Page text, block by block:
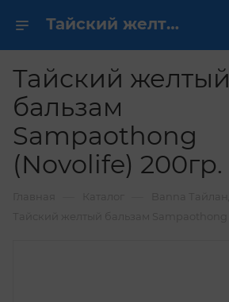
Тайский желтый бальзам Sampaothong (Novolife) 200гр. купить по выгодной цене в интернет магазине
Тайский желтый
бальзам
Sampaothong
(Novolife) 200гр.